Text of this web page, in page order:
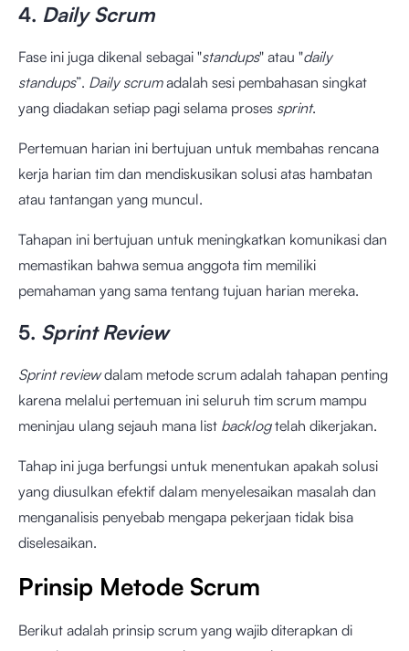
4. Daily Scrum
Fase ini juga dikenal sebagai "standups" atau "daily
standups”. Daily scrumadalah sesi pembahasan singkat
yang diadakan setiap pagi selama proses sprint.
Pertemuan harian ini bertujuan untuk membahas rencana
kerja harian tim dan mendiskusikan solusi atas hambatan
atau tantangan yang muncul.
Tahapan ini bertujuan untuk meningkatkan komunikasi dan
memastikan bahwa semua anggota tim memiliki
pemahaman yang sama tentang tujuan harian mereka.
5. Sprint Review
Sprint reviewdalam metode scrum adalah tahapan penting
karena melalui pertemuan ini seluruh tim scrum mampu
meninjau ulang sejauh mana list backlogtelah dikerjakan.
Tahap ini juga berfungsi untuk menentukan apakah solusi
yang diusulkan efektif dalam menyelesaikan masalah dan
menganalisis penyebab mengapa pekerjaan tidak bisa
diselesaikan.
Prinsip Metode Scrum
Berikut adalah prinsip scrum yang wajib diterapkan di